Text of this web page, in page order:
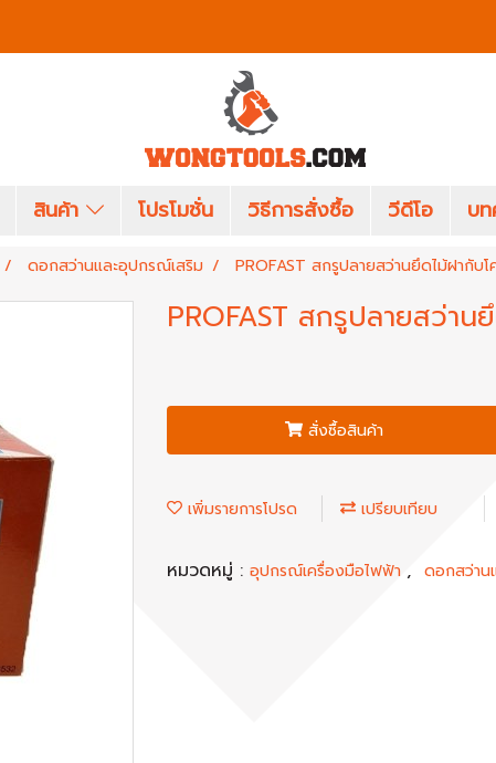
สินค้า โปรโมชั่น วิธีการสั่งซื้อ วีดีโอ บ
ดอกสว่านและอุปกรณ์เสริม PROFAST สกรูปลายสว่านยึดไม้ฝากับ
PROFAST สกรูปลายสว่า
สั่งซื้อสินค้า
เพิ่มรายการโปรด เปรียบเทียบ
หมวดหมู่ : อุปกรณ์เครื่องมือไฟฟ้า , ดอกสว่าน